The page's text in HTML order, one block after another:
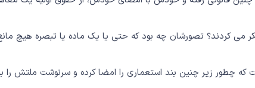
می کردند؟ تصورشان چه بود که حتی یا یک ماده یا تبصره هیچ
چطور زیر چنین بند استعماری را امضا کرده و سرنوشت ملتش را